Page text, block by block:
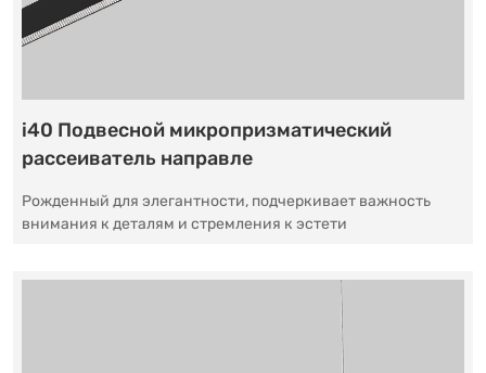
i40 Подвесной микропризматический
рассеиватель направле
Рожденный для элегантности, подчеркивает важность
внимания к деталям и стремления к эстети